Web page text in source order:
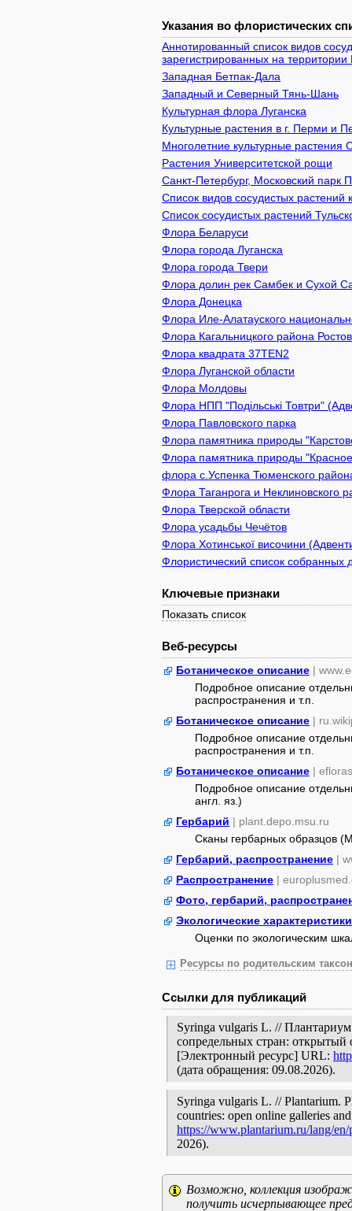
Указания во флористических
Аннотированный список видов
зарегистрированных на
Западная Бетпак-Дала
Западный и Северный Тянь-Шань
Культурная флора Луганска
Культурные растения в г. Перми и
Многолетние культурные растения
Растения Университетской рощи
Санкт-Петербург, Московский парк
Список видов сосудистых
Список сосудистых растений
Флора Беларуси
Флора города Луганска
Флора города Твери
Флора долин рек Самбек и Сухой
Флора Донецка
Флора Иле-Алатауского
Флора Кагальницкого района
Флора квадрата 37TEN2
Флора Луганской области
Флора Молдовы
Флора НПП "Подільські Товтри"
Флора Павловского парка
Флора памятника природы
Флора памятника природы
флора с.Успенка Тюменского
Флора Таганрога и Неклиновского
Флора Тверской области
Флора усадьбы Чечётов
Флора Хотинської височини
Флористический список собранных
Ключевые признаки
Показать список
Веб-ресурсы
Ботаническое описание |
Подробное описание
распространения и т.п.
Ботаническое описание |
Подробное описание
распространения и т.п.
Ботаническое описание |
Подробное описание
англ. яз.)
Гербарий | plant.depo.msu.ru
Сканы гербарных образцов
Гербарий, распространение |
Распространение |
Фото, гербарий,
Экологические характеристики
Оценки по экологическим
Ресурсы по родительским
Ссылки для публикаций
Syringa vulgaris L. //
сопредельных стран: открытый
[Электронный ресурс] URL:
(дата обращения: 09.08.2026).
Syringa vulgaris L. // Plantarium.
countries: open online galleries
https://www.plantarium.ru/lang/
2026).
Возможно, коллекция
получить исчерпывающее